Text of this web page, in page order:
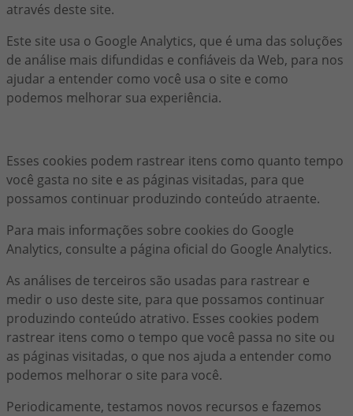
através deste site.
Este site usa o Google Analytics, que é uma das soluções
de análise mais difundidas e confiáveis da Web, para nos
ajudar a entender como você usa o site e como
podemos melhorar sua experiência.
Esses cookies podem rastrear itens como quanto tempo
você gasta no site e as páginas visitadas, para que
possamos continuar produzindo conteúdo atraente.
Para mais informações sobre cookies do Google
Analytics, consulte a página oficial do Google Analytics.
As análises de terceiros são usadas para rastrear e
medir o uso deste site, para que possamos continuar
produzindo conteúdo atrativo. Esses cookies podem
rastrear itens como o tempo que você passa no site ou
as páginas visitadas, o que nos ajuda a entender como
podemos melhorar o site para você.
Periodicamente, testamos novos recursos e fazemos